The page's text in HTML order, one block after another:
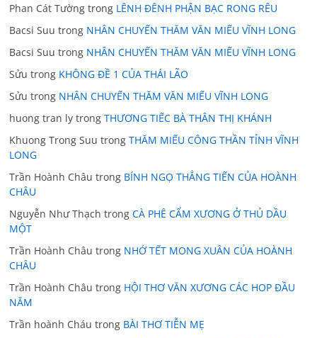
Phan Cát Tường trong LÊNH ĐÊNH PHẬN BẠC RONG RÊU
Bacsi Suu trong NHÂN CHUYẾN THĂM VĂN MIẾU VĨNH LONG
Bacsi Suu trong NHÂN CHUYẾN THĂM VĂN MIẾU VĨNH LONG
Sửu trong KHÔNG ĐỀ 1 CỦA THÁI LÃO
Sửu trong NHÂN CHUYẾN THĂM VĂN MIẾU VĨNH LONG
huong tran ly trongTHƯƠNG TIẾC BÀ THÂN THỊ KHÁNH
Khuong Trong Suu trongTHĂM MIẾU CÔNG THẦN TỈNH VĨNH
LONG
Trần Hoành Châu trong BÍNH NGỌ THẲNG TIẾN CỦA HOÀNH
CHÂU
Nguyễn Như Thạch trongCÀ PHÊ CẨM XƯƠNG Ở THỦ DẦU
MỘT
Trần Hoành Châu trong NHỚ TẾT MONG XUÂN CỦA HOÀNH
CHÂU
Trần Hoành Châu trong HỘI THƠ VĂN XƯƠNG CÁC HOP ĐẦU
NĂM
Trần hoành Cháu trong BÀI THƠ TIỄN MẸ